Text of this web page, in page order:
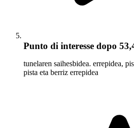
Punto di interesse dopo
tunelaren saihesbidea. errepidea,
pista eta berriz errepidea